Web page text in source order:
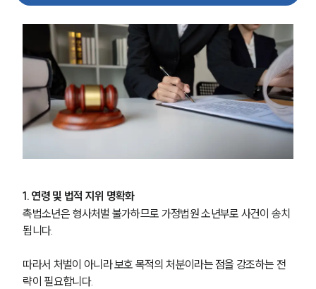
대륜의 강점
고객의 소리
통합검색
1. 연령 및 법적 지위 명확화
촉법소년은 형사처벌 불가하므로 가정법원 소년부로 사건이 송치
됩니다.
따라서 처벌이 아니라 보호 목적의 처분이라는 점을 강조하는 전
략이 필요합니다.